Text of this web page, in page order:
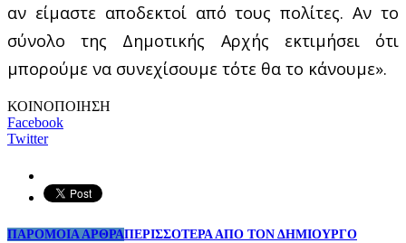
αν είμαστε αποδεκτοί από τους πολίτες. Αν το
σύνολο της Δημοτικής Αρχής εκτιμήσει ότι
μπορούμε να συνεχίσουμε τότε θα το κάνουμε».
ΚΟΙΝΟΠΟΙΗΣΗ
Facebook
Twitter
ΠΑΡΟΜΟΙΑ ΑΡΘΡΑΠΕΡΙΣΣΟΤΕΡΑ ΑΠΟ ΤΟΝ ΔΗΜΙΟΥΡΓΟ